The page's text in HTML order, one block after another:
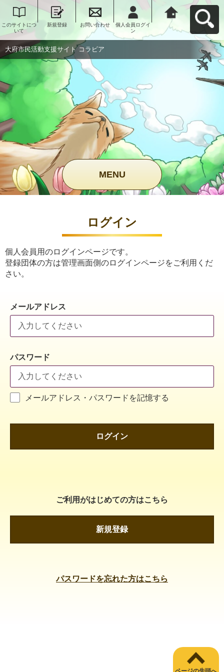
このサイトにつ
いて
新規登録 お問い合わせ
個人会員ログイ
ン
大府市民活動支
援サイト コラビ
アへ戻る
大府市民活動支援サイト コラビア
MENU
ログイン
個人会員用のログインページです。
登録団体の方は管理画面側のログインページをご利用くだ
さい。
メールアドレス
パスワード
メールアドレス・パスワードを記憶する
ログイン
ご利用がはじめての方はこちら
新規登録
パスワードを忘れた方はこちら